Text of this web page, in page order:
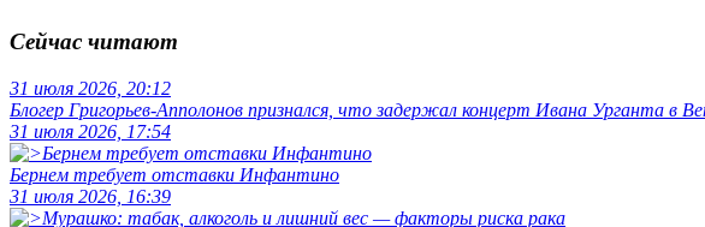
Сейчас читают
31 июля 2026, 20:12
Блогер Григорьев-Апполонов признался, что задержал концерт Ивана Урганта в
31 июля 2026, 17:54
Бернем требует отставки Инфантино
31 июля 2026, 16:39